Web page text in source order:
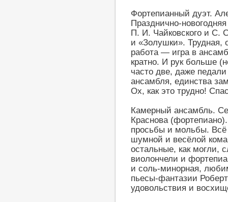
Фортепианный дуэт.
Празднично-
П. И. Чайковского и С.
и «Золушки». Трудная,
работа — игра в
кратно. И рук больше
часто две, даже
ансамбля, единства
Ох, как это трудно!
Камерный ансамбль.
Краснова
просьбы и мольбы.
шумной и весёлой
остальные, как могли,
виолончели и
и соль-минорная,
пьесы-фантазии
удовольствия и